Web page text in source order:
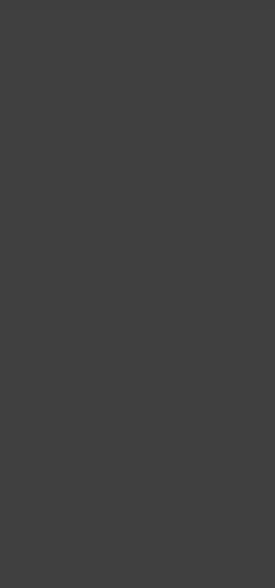
notwendigen Cookies mit dem Klick auf die
anders entscheiden. Die Einwilligung umfasst
diese Einstellungen jederzeit aufrufen und Cookies
Verfahren und Begrifflichkeiten (z.B.